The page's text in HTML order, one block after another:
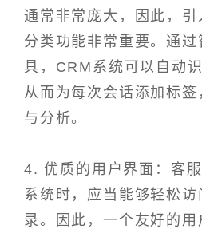
通常非常庞大，因此，引
分类功能非常重要。通
具，CRM系统可以自动
从而为每次会话添加标
与分析。
4. 优质的用户界面：客
系统时，应当能够轻松
录。因此，一个友好的